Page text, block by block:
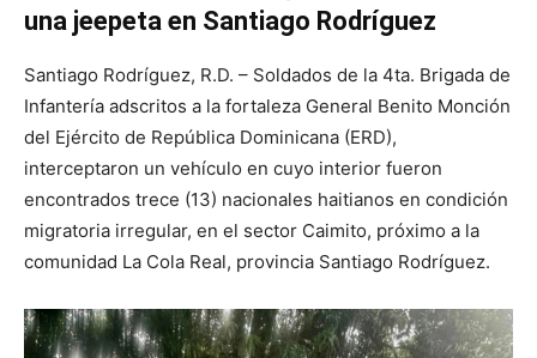
una jeepeta en Santiago Rodríguez
Santiago Rodríguez, R.D. – Soldados de la 4ta. Brigada de
Infantería adscritos a la fortaleza General Benito Monción
del Ejército de República Dominicana (ERD),
interceptaron un vehículo en cuyo interior fueron
encontrados trece (13) nacionales haitianos en condición
migratoria irregular, en el sector Caimito, próximo a la
comunidad La Cola Real, provincia Santiago Rodríguez.